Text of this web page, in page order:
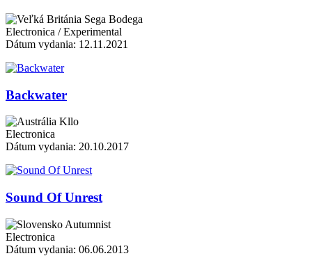
Sega Bodega
Electronica / Experimental
Dátum vydania: 12.11.2021
Backwater
Kllo
Electronica
Dátum vydania: 20.10.2017
Sound Of Unrest
Autumnist
Electronica
Dátum vydania: 06.06.2013